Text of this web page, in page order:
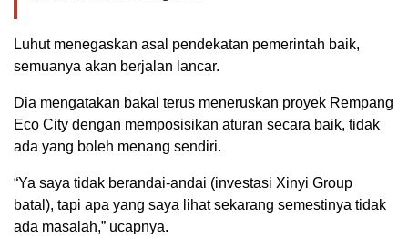
Luhut menegaskan asal pendekatan pemerintah baik,
semuanya akan berjalan lancar.
Dia mengatakan bakal terus meneruskan proyek Rempang
Eco City dengan memposisikan aturan secara baik, tidak
ada yang boleh menang sendiri.
“Ya saya tidak berandai-andai (investasi Xinyi Group
batal), tapi apa yang saya lihat sekarang semestinya tidak
ada masalah,” ucapnya.